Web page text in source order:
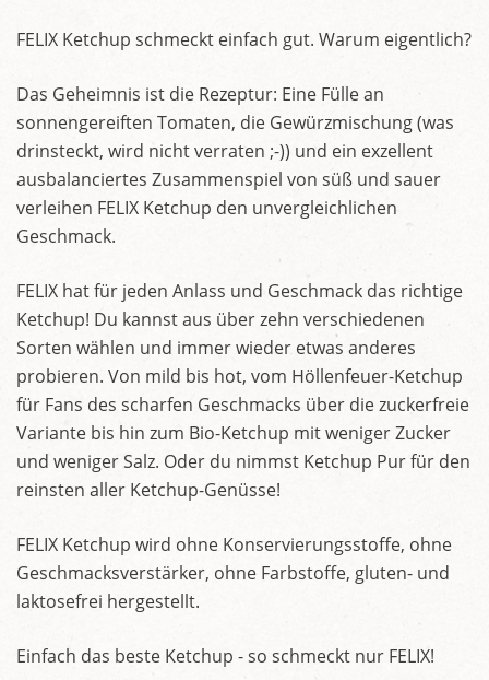
FELIX Ketchup schmeckt einfach gut. Warum eigentlich?
Das Geheimnis ist die Rezeptur: Eine Fülle an
sonnengereiften Tomaten, die Gewürzmischung (was
drinsteckt, wird nicht verraten ;-)) und ein exzellent
ausbalanciertes Zusammenspiel von süß und sauer
verleihen FELIX Ketchup den unvergleichlichen
Geschmack.
FELIX hat für jeden Anlass und Geschmack das richtige
Ketchup! Du kannst aus über zehn verschiedenen
Sorten wählen und immer wieder etwas anderes
probieren. Von mild bis hot, vom Höllenfeuer-Ketchup
für Fans des scharfen Geschmacks über die zuckerfreie
Variante bis hin zum Bio-Ketchup mit weniger Zucker
und weniger Salz. Oder du nimmst Ketchup Pur für den
reinsten aller Ketchup-Genüsse!
FELIX Ketchup wird ohne Konservierungsstoffe, ohne
Geschmacksverstärker, ohne Farbstoffe, gluten- und
laktosefrei hergestellt.
Einfach das beste Ketchup - so schmeckt nur FELIX!